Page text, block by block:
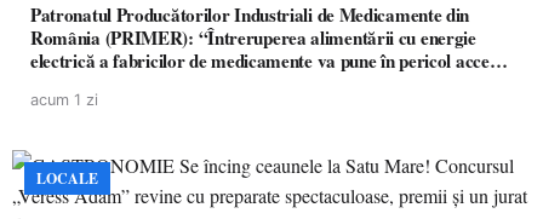
Patronatul Producătorilor Industriali de Medicamente din
România (PRIMER): “Întreruperea alimentării cu energie
electrică a fabricilor de medicamente va pune în pericol accesul
acum 1 zi
LOCALE